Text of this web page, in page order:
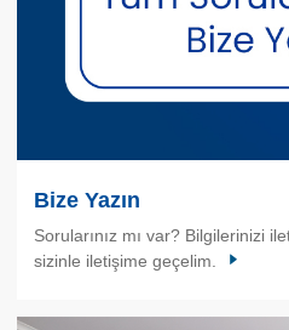
Bize Yazın
Sorularınız mı var? Bilgilerinizi
sizinle iletişime geçelim.